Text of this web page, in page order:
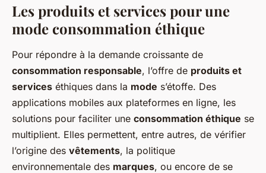
Lesproduits et servicespour une
mode consommation éthique
Pour répondre à la demande croissante de
consommation responsable, l’offre de produits et
services éthiques dans la mode s’étoffe. Des
applications mobiles aux plateformes en ligne, les
solutions pour faciliter une consommation éthique se
multiplient. Elles permettent, entre autres, de vérifier
l’origine des vêtements, la politique
environnementale des marques, ou encore de se